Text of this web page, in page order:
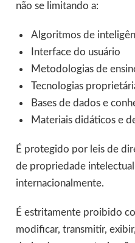
não se limitando a:
Algoritmos de
Interface do usuário
Metodologias de
Tecnologias
Bases de dados e
Materiais didáticos e
É protegido por leis de
de propriedade intelectual
internacionalmente.
É estritamente proibido
modificar, transmitir,